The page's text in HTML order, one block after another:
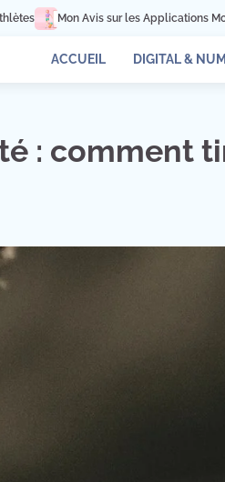
Mobiles pour le Coaching Sportif
ACCUEIL DIGITAL &
: comment